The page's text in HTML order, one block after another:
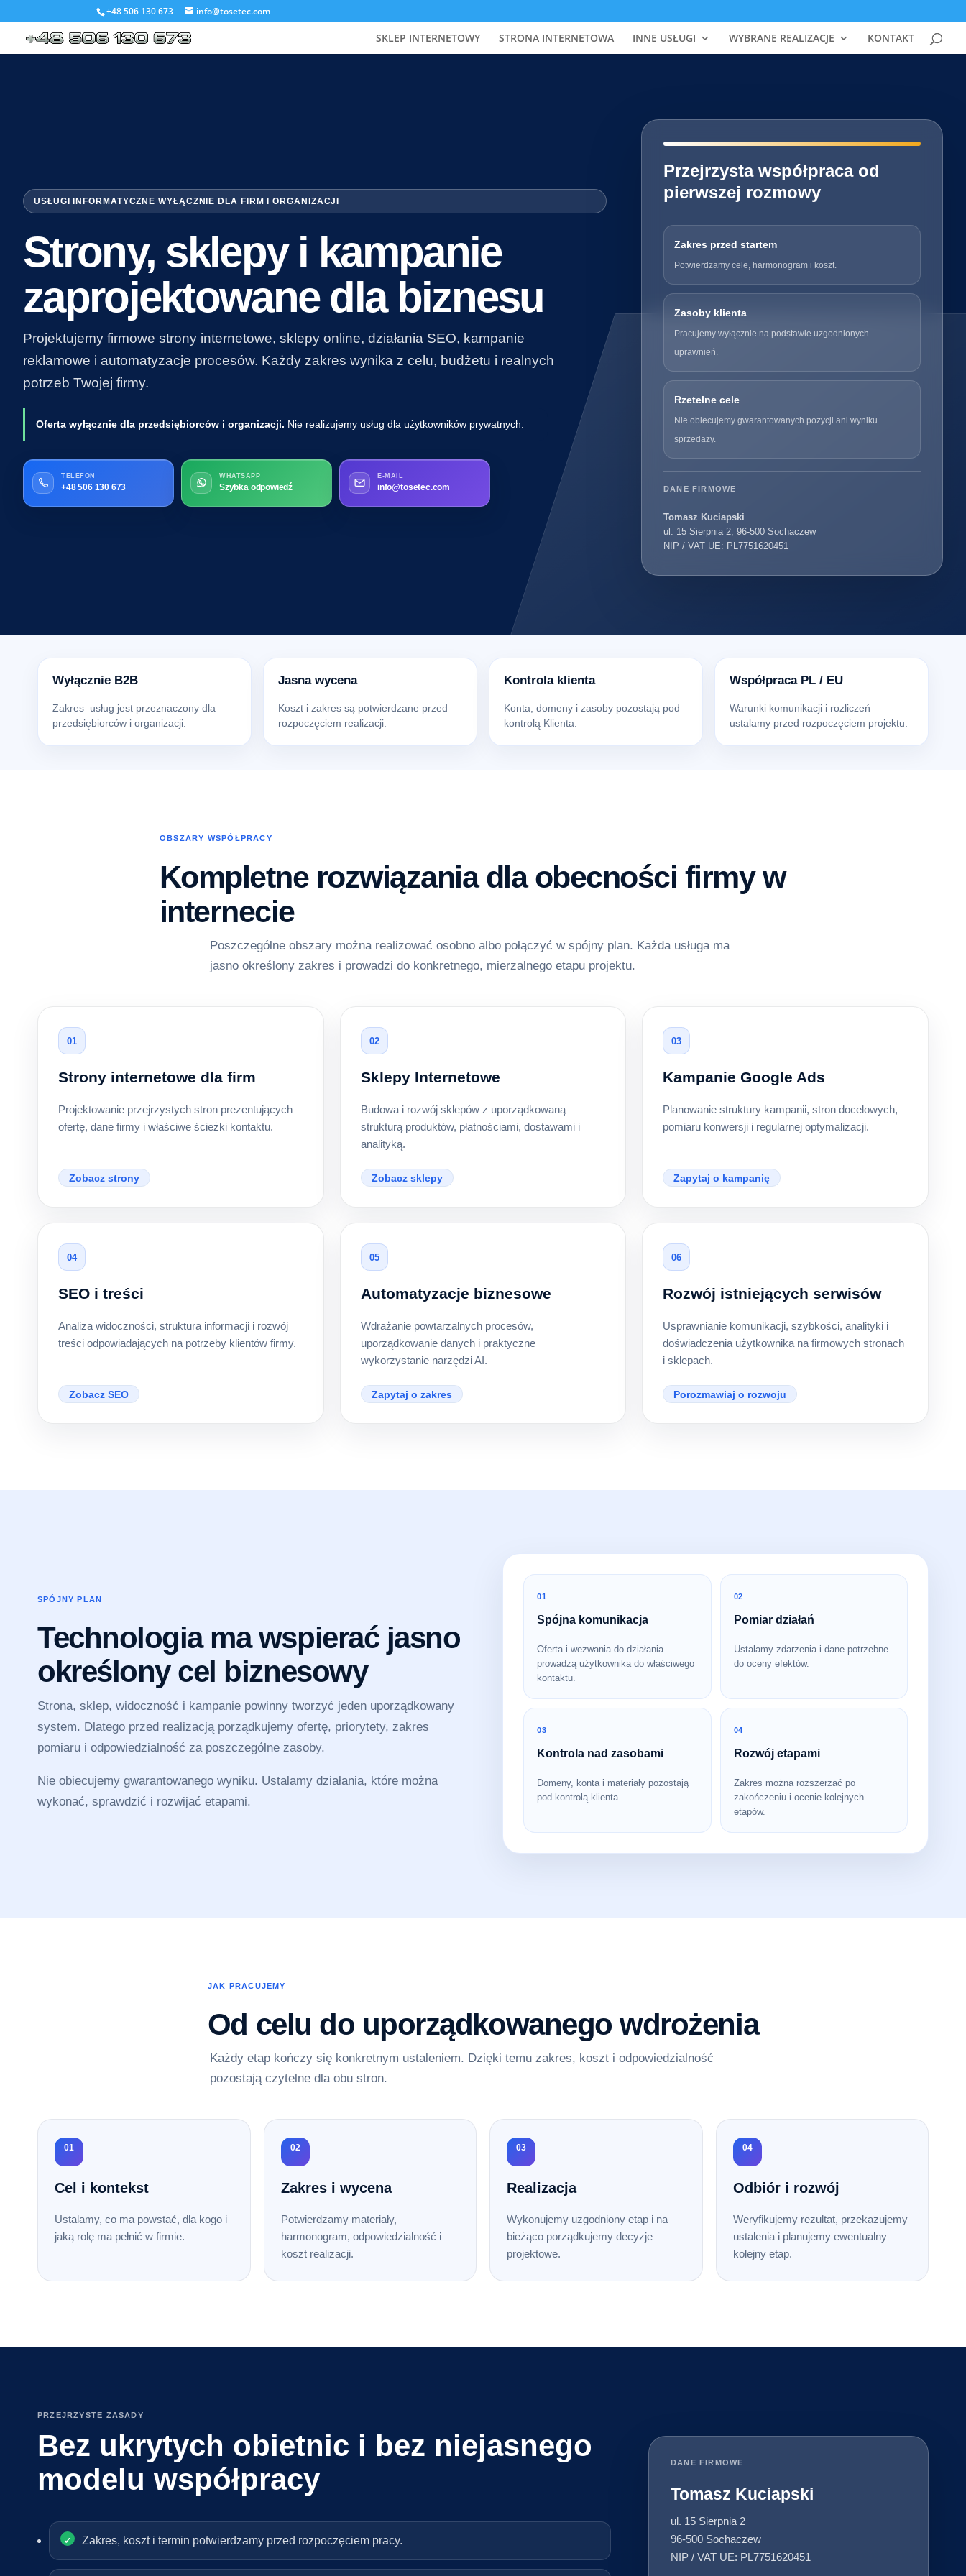
+48 506 130 673 info@tosetec.com
SKLEP INTERNETOWY STRONA INTERNETOWA INNE USŁUGI WYBRANE REALIZACJE KONTAKT
USŁUGI INFORMATYCZNE WYŁĄCZNIE DLA FIRM I ORGANIZACJI
Strony, sklepy i kampanie
zaprojektowane dla biznesu
Projektujemy firmowe strony internetowe, sklepy online, działania SEO, kampanie
reklamowe i automatyzacje procesów. Każdy zakres wynika z celu, budżetu i realnych
potrzeb Twojej firmy.
Oferta wyłącznie dla przedsiębiorców i organizacji. Nie realizujemy usług dla użytkowników prywatnych.
TELEFON
+48 506 130 673
WHATSAPP
Szybka odpowiedź
E-MAIL
info@tosetec.com
━━━━━━━━━━━━━━━━━━━━━━━━━━━━
Przejrzysta współpraca od
pierwszej rozmowy
Zakres przed startem
Potwierdzamy cele, harmonogram i koszt.
Zasoby klienta
Pracujemy wyłącznie na podstawie uzgodnionych
uprawnień.
Rzetelne cele
Nie obiecujemy gwarantowanych pozycji ani wyniku
sprzedaży.
DANE FIRMOWE
Tomasz Kuciapski
ul. 15 Sierpnia 2, 96-500 Sochaczew
NIP / VAT UE: PL7751620451
Wyłącznie B2B
Zakres usług jest przeznaczony dla
przedsiębiorców i organizacji.
Jasna wycena
Koszt i zakres są potwierdzane przed
rozpoczęciem realizacji.
Kontrola klienta
Konta, domeny i zasoby pozostają pod
kontrolą Klienta.
Współpraca PL / EU
Warunki komunikacji i rozliczeń
ustalamy przed rozpoczęciem projektu.
OBSZARY WSPÓŁPRACY
Kompletne rozwiązania dla obecności firmy w
internecie
Poszczególne obszary można realizować osobno albo połączyć w spójny plan. Każda usługa ma
jasno określony zakres i prowadzi do konkretnego, mierzalnego etapu projektu.
01
Strony internetowe dla firm
Projektowanie przejrzystych stron prezentujących
ofertę, dane firmy i właściwe ścieżki kontaktu.
Zobacz strony
02
Sklepy Internetowe
Budowa i rozwój sklepów z uporządkowaną
strukturą produktów, płatnościami, dostawami i
analityką.
Zobacz sklepy
03
Kampanie Google Ads
Planowanie struktury kampanii, stron docelowych,
pomiaru konwersji i regularnej optymalizacji.
Zapytaj o kampanię
04
SEO i treści
Analiza widoczności, struktura informacji i rozwój
treści odpowiadających na potrzeby klientów firmy.
Zobacz SEO
05
Automatyzacje biznesowe
Wdrażanie powtarzalnych procesów,
uporządkowanie danych i praktyczne
wykorzystanie narzędzi AI.
Zapytaj o zakres
06
Rozwój istniejących serwisów
Usprawnianie komunikacji, szybkości, analityki i
doświadczenia użytkownika na firmowych stronach
i sklepach.
Porozmawiaj o rozwoju
SPÓJNY PLAN
Technologia ma wspierać jasno
określony cel biznesowy
Strona, sklep, widoczność i kampanie powinny tworzyć jeden uporządkowany
system. Dlatego przed realizacją porządkujemy ofertę, priorytety, zakres
pomiaru i odpowiedzialność za poszczególne zasoby.
Nie obiecujemy gwarantowanego wyniku. Ustalamy działania, które można
wykonać, sprawdzić i rozwijać etapami.
01
Spójna komunikacja
Oferta i wezwania do działania
prowadzą użytkownika do właściwego
kontaktu.
02
Pomiar działań
Ustalamy zdarzenia i dane potrzebne
do oceny efektów.
03
Kontrola nad zasobami
Domeny, konta i materiały pozostają
pod kontrolą klienta.
04
Rozwój etapami
Zakres można rozszerzać po
zakończeniu i ocenie kolejnych
etapów.
JAK PRACUJEMY
Od celu do uporządkowanego wdrożenia
Każdy etap kończy się konkretnym ustaleniem. Dzięki temu zakres, koszt i odpowiedzialność
pozostają czytelne dla obu stron.
01
Cel i kontekst
Ustalamy, co ma powstać, dla kogo i
jaką rolę ma pełnić w firmie.
02
Zakres i wycena
Potwierdzamy materiały,
harmonogram, odpowiedzialność i
koszt realizacji.
03
Realizacja
Wykonujemy uzgodniony etap i na
bieżąco porządkujemy decyzje
projektowe.
04
Odbiór i rozwój
Weryfikujemy rezultat, przekazujemy
ustalenia i planujemy ewentualny
kolejny etap.
PRZEJRZYSTE ZASADY
Bez ukrytych obietnic i bez niejasnego
modelu współpracy
Zakres, koszt i termin potwierdzamy przed rozpoczęciem pracy.
DANE FIRMOWE
Tomasz Kuciapski
ul. 15 Sierpnia 2
96-500 Sochaczew
NIP / VAT UE: PL7751620451